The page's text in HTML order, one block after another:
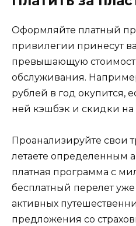
Оформляйте платный
привилегии принесут
превышающую
обслуживания.
рублей в год окупится,
ней кэшбэк и скидки на
Проанализируйте свои
летаете определенным
платная программа с
бесплатный перелет
активных
предложения со